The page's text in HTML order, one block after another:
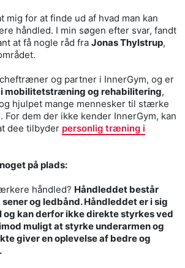
mig for at finde ud af hvad man kan
håndled. I min søgen efter svar, fandt
at få nogle råd fra Jonas Thylstrup,
og partner i InnerGym, og er
mobilitetstræning og rehabilitering,
hjulpet mange mennesker til stærke
For dem der ikke kender InnerGym, kan
dee tilbyder personlig træning i
på plads:
håndled? Håndleddet består
og ledbånd. Håndleddet er i sig
og kan derfor ikke direkte styrkes ved
muligt at styrke underarmen og
giver en oplevelse af bedre og